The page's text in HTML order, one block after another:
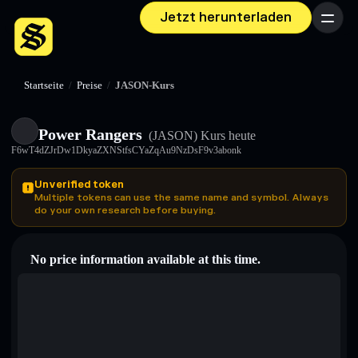
Jetzt herunterladen Menü
Startseite / Preise / JASON-Kurs
Power Rangers (JASON) Kurs heute
F6wT4dZJrDw1DkyaZXNStfsCYaZqAu9NzDsF9v3abonk
Unverified token
Multiple tokens can use the same name and symbol. Always
do your own research before buying.
No price information available at this time.